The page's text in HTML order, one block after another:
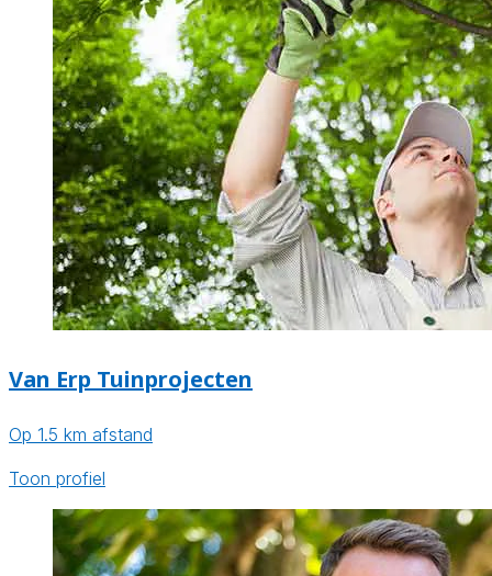
Van Erp Tuinprojecten
Op 1.5 km afstand
Toon profiel